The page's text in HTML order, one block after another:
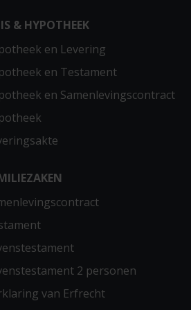
& HYPOTHEEK
en Levering
en Testament
en Samenlevingscontract
2 personen
van Erfrecht